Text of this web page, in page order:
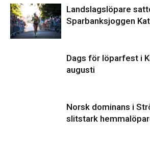
Landslagslöpare
Sparbanksjoggen
Dags för löparfest i
augusti
Norsk dominans i
slitstark